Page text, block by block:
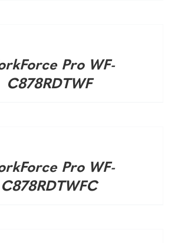
Pro WF-
C878RDTWF
Pro WF-
C878RDTWFC